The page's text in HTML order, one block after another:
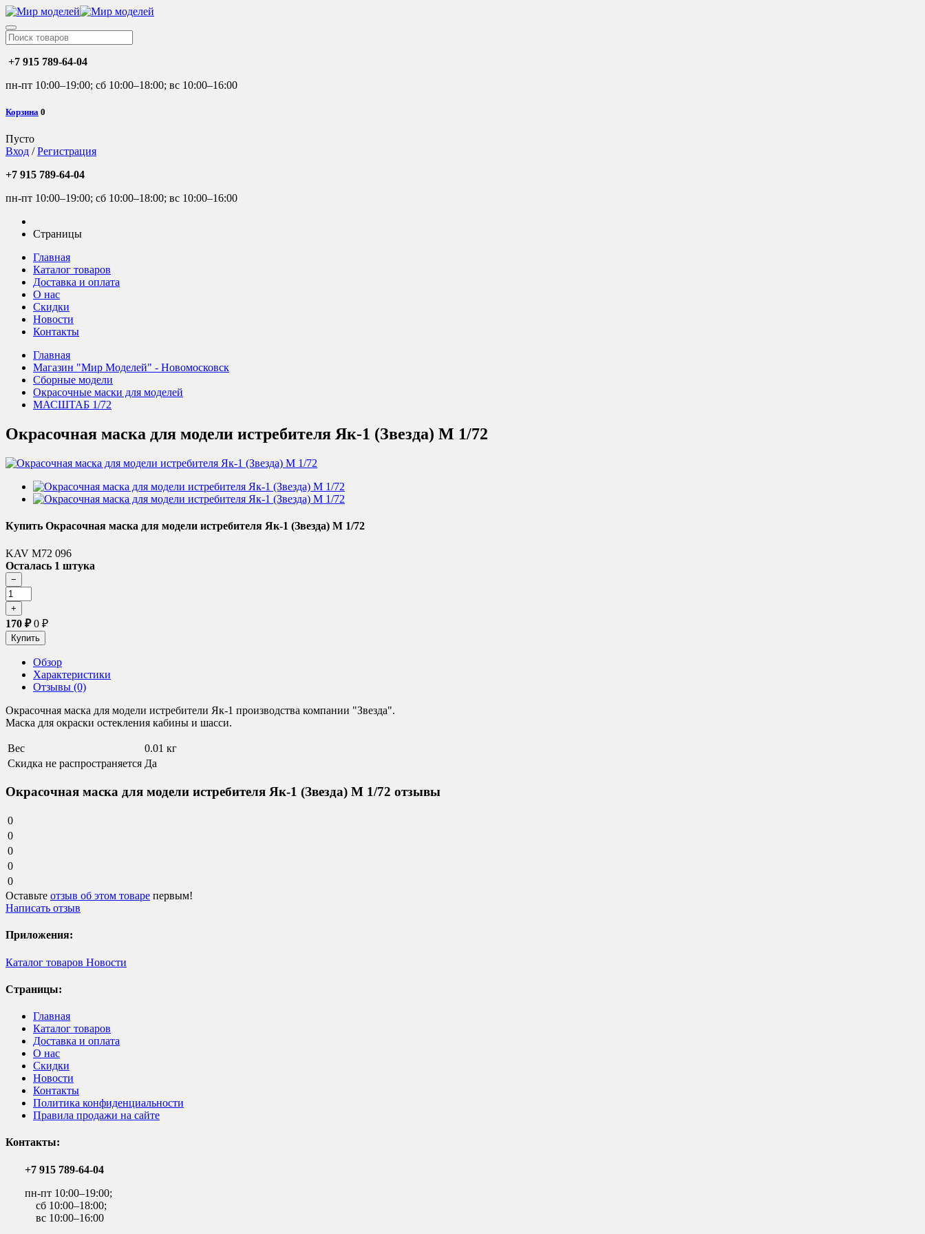
+7 915 789-64-04
пн-пт 10:00–19:00; сб 10:00–18:00; вс 10:00–16:00
Корзина 0
Пусто
Вход /Регистрация
+7 915 789-64-04
пн-пт 10:00–19:00; сб 10:00–18:00; вс 10:00–16:00
Страницы
Главная
Каталог товаров
Доставка и оплата
О нас
Скидки
Новости
Контакты
Главная
Магазин "Мир Моделей" - Новомосковск
Сборные модели
Окрасочные маски для моделей
МАСШТАБ 1/72
Окрасочная маска для модели истребителя Як-1 (Звезда) М 1/72
Купить Окрасочная маска для модели истребителя Як-1 (Звезда) М 1/72
KAV M72 096
Осталась 1 штука
170 ₽0 ₽
Обзор
Характеристики
Отзывы (0)
Окрасочная маска для модели истребители Як-1 производства компании "Звезда".
Маска для окраски остекления кабины и шасси.
Вес
0.01 кг
Скидка не распространяется Да
Окрасочная маска для модели истребителя Як-1 (Звезда) М 1/72 отзывы
0
0
0
0
0
Оставьте отзыв об этом товаре первым!
Написать отзыв
Приложения:
Каталог товаров Новости
Страницы:
Главная
Каталог товаров
Доставка и оплата
О нас
Скидки
Новости
Контакты
Политика конфиденциальности
Правила продажи на сайте
Контакты:
+7 915 789-64-04
пн-пт 10:00–19:00;
сб 10:00–18:00;
вс 10:00–16:00